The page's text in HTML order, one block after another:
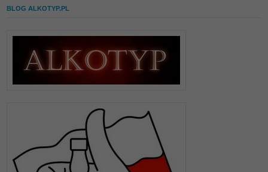
BLOG ALKOTYP.PL